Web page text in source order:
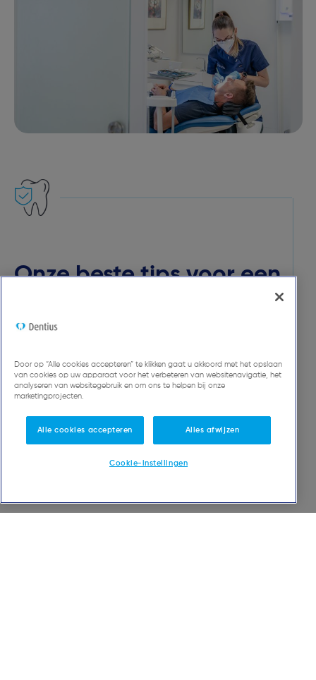
Onze beste tips voor een
uw natuurlijke tanden levenslang te behouden
Ontdek meer tips
Door op “Alle cookies accepteren” te klikken gaat u akkoord met het opslaan
van cookies op uw apparaat voor het verbeteren van websitenavigatie, het
analyseren van websitegebruik en om ons te helpen bij onze
marketingprojecten.
Alle cookies accepteren Alles afwijzen
Cookie-instellingen